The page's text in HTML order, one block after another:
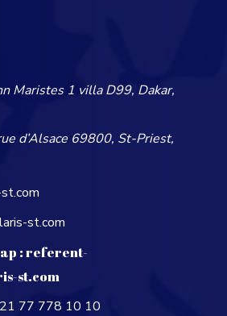
Maristes 1 villa D99, Dakar,
d’Alsace 69800, St-Priest,
st.com
:referent-
st.com
77 778 10 10